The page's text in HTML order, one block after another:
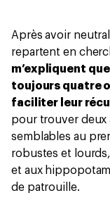
Après avoir
repartent en
m’expliquent
toujours quatre
faciliter leur
pour trouver deux
semblables au
robustes et
et aux
de patrouille.